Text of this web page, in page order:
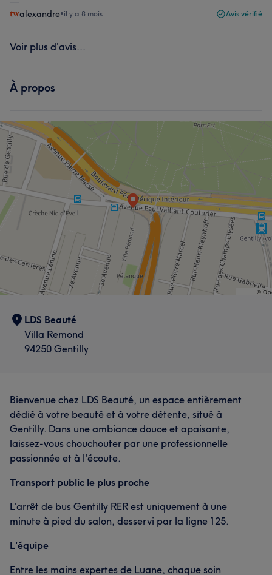
alexandre•il y a 8 mois Avis vérifié
Voir plus d'avis...
À propos
LDS Beauté
Villa Remond
94250 Gentilly
Bienvenue chez LDS Beauté, un espace entièrement
dédié à votre beauté et à votre détente, situé à
Gentilly. Dans une ambiance douce et apaisante,
laissez-vous chouchouter par une professionnelle
passionnée et à l'écoute.
Transport public le plus proche
L'arrêt de bus Gentilly RER est uniquement à une
minute à pied du salon, desservi par la ligne 125.
L'équipe
Entre les mains expertes de Luane, chaque soin